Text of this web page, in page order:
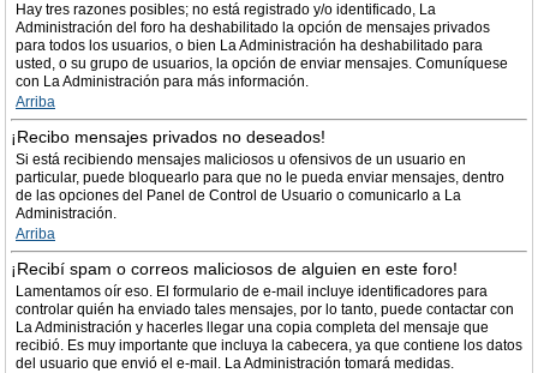
Hay tres razones posibles; no está registrado y/o identificado, La
Administración del foro ha deshabilitado la opción de mensajes privados
para todos los usuarios, o bien La Administración ha deshabilitado para
usted, o su grupo de usuarios, la opción de enviar mensajes. Comuníquese
con La Administración para más información.
Arriba
¡Recibo mensajes privados no deseados!
Si está recibiendo mensajes maliciosos u ofensivos de un usuario en
particular, puede bloquearlo para que no le pueda enviar mensajes, dentro
de las opciones del Panel de Control de Usuario o comunicarlo a La
Administración.
Arriba
¡Recibí spam o correos maliciosos de alguien en este foro!
Lamentamos oír eso. El formulario de e-mail incluye identificadores para
controlar quién ha enviado tales mensajes, por lo tanto, puede contactar con
La Administración y hacerles llegar una copia completa del mensaje que
recibió. Es muy importante que incluya la cabecera, ya que contiene los datos
del usuario que envió el e-mail. La Administración tomará medidas.